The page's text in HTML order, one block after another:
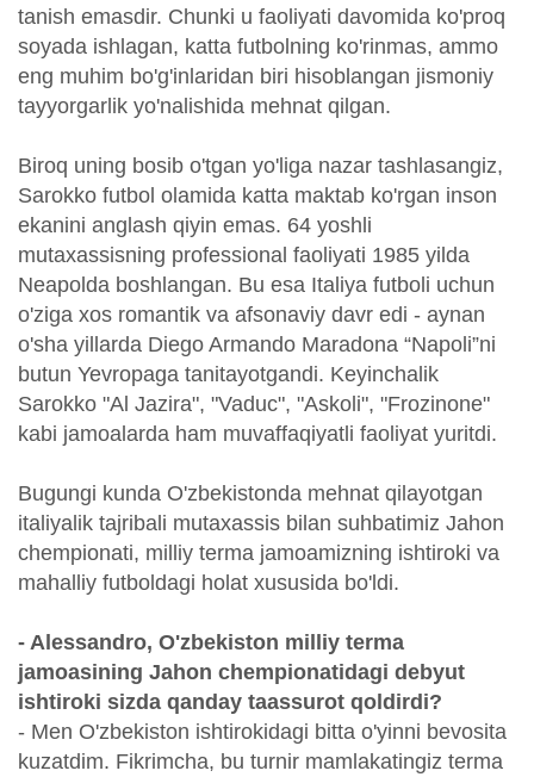
tanish emasdir. Chunki u faoliyati davomida ko'proq
soyada ishlagan, katta futbolning ko'rinmas, ammo
eng muhim bo'g'inlaridan biri hisoblangan jismoniy
tayyorgarlik yo'nalishida mehnat qilgan.
Biroq uning bosib o'tgan yo'liga nazar tashlasangiz,
Sarokko futbol olamida katta maktab ko'rgan inson
ekanini anglash qiyin emas. 64 yoshli
mutaxassisning professional faoliyati 1985 yilda
Neapolda boshlangan. Bu esa Italiya futboli uchun
o'ziga xos romantik va afsonaviy davr edi - aynan
o'sha yillarda Diego Armando Maradona “Napoli”ni
butun Yevropaga tanitayotgandi. Keyinchalik
Sarokko "Al Jazira", "Vaduc", "Askoli", "Frozinone"
kabi jamoalarda ham muvaffaqiyatli faoliyat yuritdi.
Bugungi kunda O'zbekistonda mehnat qilayotgan
italiyalik tajribali mutaxassis bilan suhbatimiz Jahon
chempionati, milliy terma jamoamizning ishtiroki va
mahalliy futboldagi holat xususida bo'ldi.
- Alessandro, O'zbekiston milliy terma
jamoasining Jahon chempionatidagi debyut
ishtiroki sizda qanday taassurot qoldirdi?
- Men O'zbekiston ishtirokidagi bitta o'yinni bevosita
kuzatdim. Fikrimcha, bu turnir mamlakatingiz terma